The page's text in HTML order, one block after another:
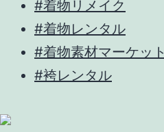
#着物リメイク
#着物レンタル
#着物素材マーケット
#袴レンタル